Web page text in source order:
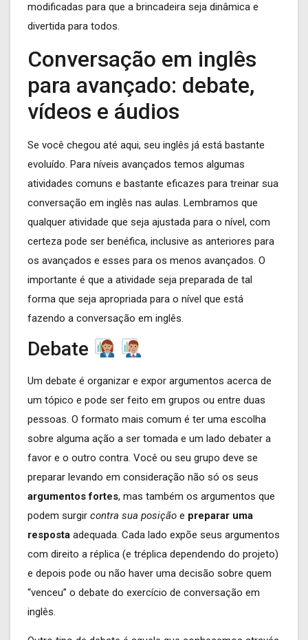
modificadas para que a brincadeira seja dinâmica e
divertida para todos.
Conversação em inglês
para avançado: debate,
vídeos e áudios
Se você chegou até aqui, seu inglês já está bastante
evoluído. Para níveis avançados temos algumas
atividades comuns e bastante eficazes para treinar sua
conversação em inglês nas aulas. Lembramos que
qualquer atividade que seja ajustada para o nível, com
certeza pode ser benéfica, inclusive as anteriores para
os avançados e esses para os menos avançados. O
importante é que a atividade seja preparada de tal
forma que seja apropriada para o nível que está
fazendo a conversação em inglês.
Debate
Um debate é organizar e expor argumentos acerca de
um tópico e pode ser feito em grupos ou entre duas
pessoas. O formato mais comum é ter uma escolha
sobre alguma ação a ser tomada e um lado debater a
favor e o outro contra. Você ou seu grupo deve se
preparar levando em consideração não só os seus
argumentos fortes, mas também os argumentos que
podem surgir contra sua posição e preparar uma
resposta adequada. Cada lado expõe seus argumentos
com direito a réplica (e tréplica dependendo do projeto)
e depois pode ou não haver uma decisão sobre quem
“venceu” o debate do exercício de conversação em
inglês.